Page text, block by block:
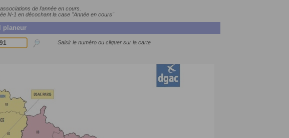
de l'année en cours.
N-1 en décochant la case "Année en cours"
planeur
Saisir le numéro ou cliquer sur la carte